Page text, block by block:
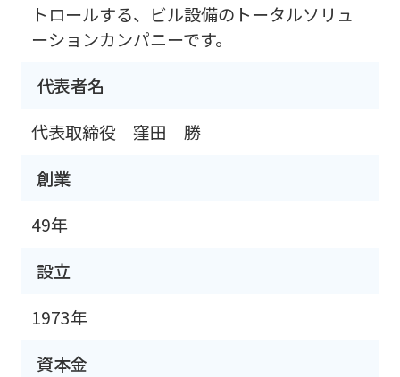
トロールする、ビル設備のトータルソリュ
ーションカンパニーです。
代表者名
代表取締役 窪田 勝
創業
49年
設立
1973年
資本金